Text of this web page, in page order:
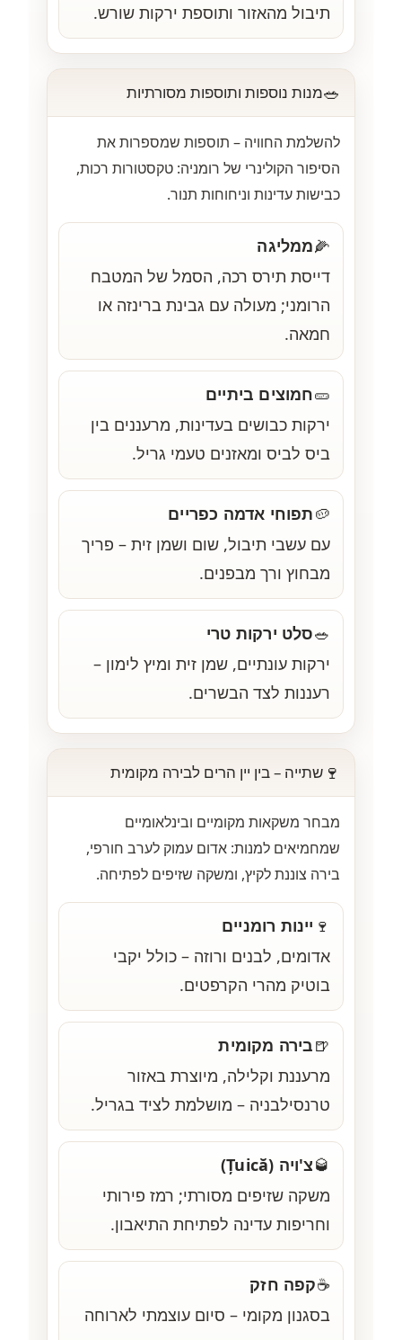
תיבול מהאזור ותוספת ירקות שורש.
🥗מנות נוספות ותוספות מסורתיות
להשלמת החוויה – תוספות שמספרות את
הסיפור הקולינרי של רומניה: טקסטורות רכות,
כבישות עדינות וניחוחות תנור.
🌽ממליגה
דייסת תירס רכה, הסמל של המטבח
הרומני; מעולה עם גבינת ברינזה או
חמאה.
🥒חמוצים ביתיים
ירקות כבושים בעדינות, מרעננים בין
ביס לביס ומאזנים טעמי גריל.
🥔תפוחי אדמה כפריים
עם עשבי תיבול, שום ושמן זית – פריך
מבחוץ ורך מבפנים.
🥗סלט ירקות טרי
ירקות עונתיים, שמן זית ומיץ לימון –
רעננות לצד הבשרים.
🍷שתייה – בין יין הרים לבירה מקומית
מבחר משקאות מקומיים ובינלאומיים
שמחמיאים למנות: אדום עמוק לערב חורפי,
בירה צוננת לקיץ, ומשקה שזיפים לפתיחה.
🍷 יינות רומניים
אדומים, לבנים ורוזה – כולל יקבי
בוטיק מהרי הקרפטים.
🍺בירה מקומית
מרעננת וקלילה, מיוצרת באזור
טרנסילבניה – מושלמת לציד בגריל.
🥃צ'ויה (Țuică)
משקה שזיפים מסורתי; רמז פירותי
וחריפות עדינה לפתיחת התיאבון.
☕קפה חזק
בסגנון מקומי – סיום עוצמתי לארוחה